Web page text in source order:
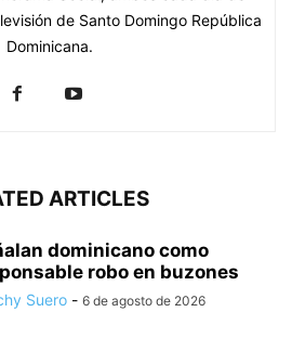
de Santo Domingo República
Dominicana.
ARTICLES
dominicano como
robo en buzones
Suero - 6 de agosto de 2026